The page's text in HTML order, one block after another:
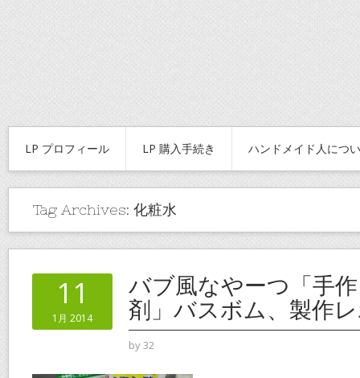
LP プロフィール LP 購入手続き ハンドメイド人につ
Tag Archives: 化粧水
11
1月 2014
バブ風なやーつ「手
剤」バスボム、製作
by32